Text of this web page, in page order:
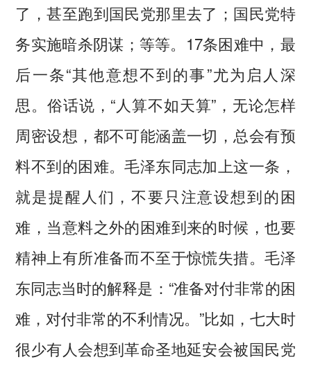
了，甚至跑到国民党那里去了；国民党特
务实施暗杀阴谋；等等。17条困难中，最
后一条“其他意想不到的事”尤为启人深
思。俗话说，“人算不如天算”，无论怎样
周密设想，都不可能涵盖一切，总会有预
料不到的困难。毛泽东同志加上这一条，
就是提醒人们，不要只注意设想到的困
难，当意料之外的困难到来的时候，也要
精神上有所准备而不至于惊慌失措。毛泽
东同志当时的解释是：“准备对付非常的困
难，对付非常的不利情况。”比如，七大时
很少有人会想到革命圣地延安会被国民党